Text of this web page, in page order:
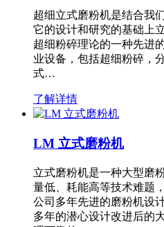
超细立式磨粉机是结合我
它的设计和研究的基础上
超细粉碎理论的一种先进
业设备，包括超细粉碎，
式…
了解详情
LM 立式磨粉机
立式磨粉机是一种大型磨
量低、耗能高等技术难题
公司多年先进的磨粉机设
多年的潜心设计改进后的